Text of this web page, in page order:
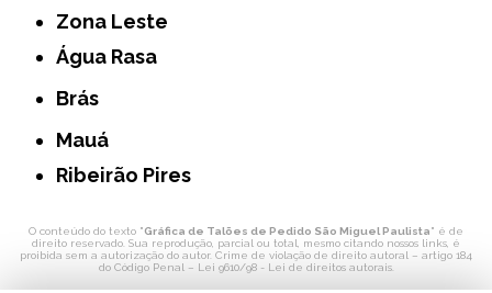
Zona Leste
Água Rasa
Brás
Mauá
Ribeirão Pires
O conteúdo do texto "Gráfica de Talões de Pedido São Miguel Paulista" é de
direito reservado. Sua reprodução, parcial ou total, mesmo citando nossos links, é
proibida sem a autorização do autor. Crime de violação de direito autoral – artigo 184
do Código Penal – Lei 9610/98 - Lei de direitos autorais.